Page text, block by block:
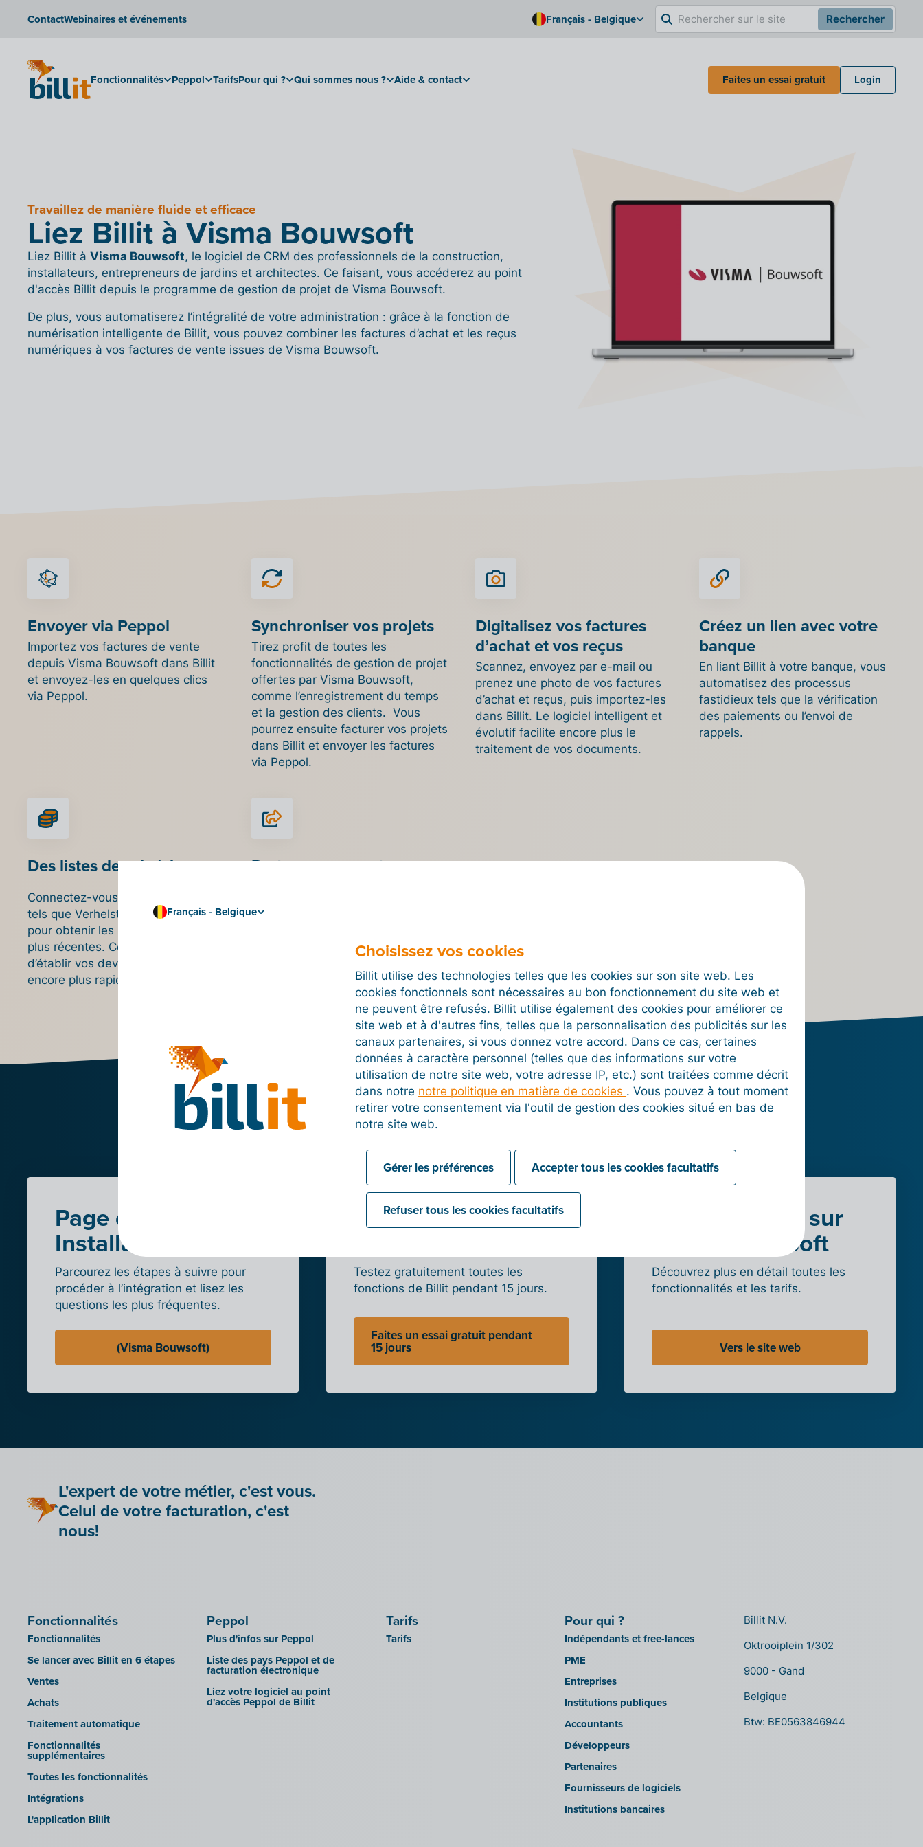
ContactWebinaires et événements Français - Belgique Rechercher
Fonctionnalités Peppol TarifsPour qui ? Qui sommes nous ? Aide & contact Faites un essai gratuit Login
Travaillez de manière fluide et efficace
Liez Billit à Visma Bouwsoft
Liez Billit à Visma Bouwsoft, le logiciel de CRM des professionnels de la construction,
installateurs, entrepreneurs de jardins et architectes. Ce faisant, vous accéderez au point
d'accès Billit depuis le programme de gestion de projet de Visma Bouwsoft.
De plus, vous automatiserez l’intégralité de votre administration : grâce à la fonction de
numérisation intelligente de Billit, vous pouvez combiner les factures d’achat et les reçus
numériques à vos factures de vente issues de Visma Bouwsoft.
Envoyer via Peppol
Importez vos factures de vente
depuis Visma Bouwsoft dans Billit
et envoyez-les en quelques clics
via Peppol.
Synchroniser vos projets
Tirez profit de toutes les
fonctionnalités de gestion de projet
offertes par Visma Bouwsoft,
comme l’enregistrement du temps
et la gestion des clients. Vous
pourrez ensuite facturer vos projets
dans Billit et envoyer les factures
via Peppol.
Digitalisez vos factures
d’achat et vos reçus
Scannez, envoyez par e-mail ou
prenez une photo de vos factures
d’achat et reçus, puis importez-les
dans Billit. Le logiciel intelligent et
évolutif facilite encore plus le
traitement de vos documents.
Créez un lien avec votre
banque
En liant Billit à votre banque, vous
automatisez des processus
fastidieux tels que la vérification
des paiements ou l’envoi de
rappels.
Des listes de prix à jour
Connectez-vous à des fournisseurs
tels que Verhelst, Facq ou Desco
pour obtenir les listes de prix les
plus récentes. Cela vous permettra
d’établir vos devis et factures
encore plus rapidement.
Partagez avec votre
documents administratifs avec
votre expert-comptable.
Testez dès maintenant l’intégration
de Billit avec Visma Bouwsoft
Page d’aide
Installation
Parcourez les étapes à suivre pour
procéder à l’intégration et lisez les
questions les plus fréquentes.
(Visma Bouwsoft)
Créez un compte
Testez gratuitement toutes les
fonctions de Billit pendant 15 jours.
Faites un essai gratuit pendant
15 jours
En savoir plus sur
Visma Bouwsoft
Découvrez plus en détail toutes les
fonctionnalités et les tarifs.
Vers le site web
L'expert de votre métier, c'est vous.
Celui de votre facturation, c'est
nous!
Fonctionnalités
Fonctionnalités
Se lancer avec Billit en 6 étapes
Ventes
Achats
Traitement automatique
Fonctionnalités
supplémentaires
Toutes les fonctionnalités
Intégrations
L'application Billit
Peppol
Plus d'infos sur Peppol
Liste des pays Peppol et de
facturation électronique
Liez votre logiciel au point
d'accès Peppol de Billit
Tarifs
Tarifs
Pour qui ?
Indépendants et free-lances
PME
Entreprises
Institutions publiques
Accountants
Développeurs
Partenaires
Fournisseurs de logiciels
Institutions bancaires
Billit N.V.
Oktrooiplein 1/302
9000 - Gand
Belgique
Btw: BE0563846944
Français - Belgique
Choisissez vos cookies
Billit utilise des technologies telles que les cookies sur son site web. Les
cookies fonctionnels sont nécessaires au bon fonctionnement du site web et
ne peuvent être refusés. Billit utilise également des cookies pour améliorer ce
site web et à d'autres fins, telles que la personnalisation des publicités sur les
canaux partenaires, si vous donnez votre accord. Dans ce cas, certaines
données à caractère personnel (telles que des informations sur votre
utilisation de notre site web, votre adresse IP, etc.) sont traitées comme décrit
dans notre notre politique en matière de cookies . Vous pouvez à tout moment
retirer votre consentement via l'outil de gestion des cookies situé en bas de
notre site web.
Gérer les préférences Accepter tous les cookies facultatifs
Refuser tous les cookies facultatifs